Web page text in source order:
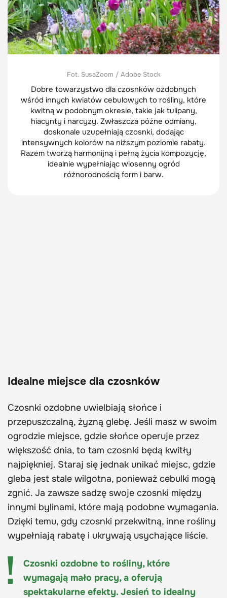
Fot. SusaZoom / Adobe Stock
Dobre towarzystwo dla czosnków ozdobnych
wśród innych kwiatów cebulowych to rośliny, które
kwitną w podobnym okresie, takie jak tulipany,
hiacynty i narcyzy. Zwłaszcza późne odmiany,
doskonale uzupełniają czosnki, dodając
intensywnych kolorów na niższym poziomie rabaty.
Razem tworzą harmonijną i pełną życia kompozycję,
idealnie wypełniając wiosenny ogród
różnorodnością form i barw.
Idealne miejsce dla czosnków
Czosnki ozdobne uwielbiają słońce i
przepuszczalną, żyzną glebę. Jeśli masz w swoim
ogrodzie miejsce, gdzie słońce operuje przez
większość dnia, to tam czosnki będą kwitły
najpiękniej. Staraj się jednak unikać miejsc, gdzie
gleba jest stale wilgotna, ponieważ cebulki mogą
zgnić. Ja zawsze sadzę swoje czosnki między
innymi bylinami, które mają podobne wymagania.
Dzięki temu, gdy czosnki przekwitną, inne rośliny
wypełniają rabatę i ukrywają usychające liście.
Czosnki ozdobne to rośliny, które
wymagają mało pracy, a oferują
spektakularne efekty. Jesień to idealny